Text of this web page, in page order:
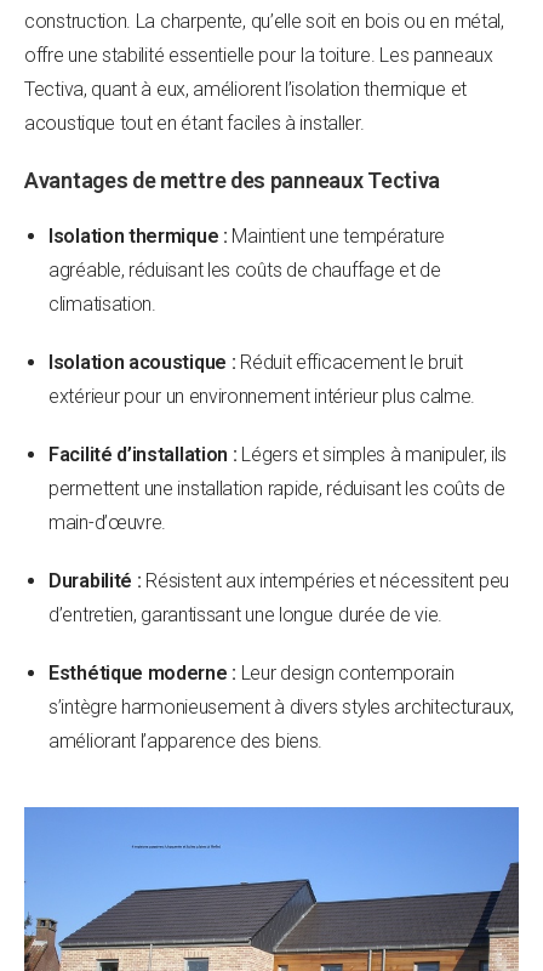
construction. La charpente, qu’elle soit en bois ou en métal,
offre une stabilité essentielle pour la toiture. Les panneaux
Tectiva, quant à eux, améliorent l’isolation thermique et
acoustique tout en étant faciles à installer.
Avantages de mettre des panneaux Tectiva
Isolation thermique : Maintient une température
agréable, réduisant les coûts de chauffage et de
climatisation.
Isolation acoustique : Réduit efficacement le bruit
extérieur pour un environnement intérieur plus calme.
Facilité d’installation : Légers et simples à manipuler, ils
permettent une installation rapide, réduisant les coûts de
main-d’œuvre.
Durabilité : Résistent aux intempéries et nécessitent peu
d’entretien, garantissant une longue durée de vie.
Esthétique moderne : Leur design contemporain
s’intègre harmonieusement à divers styles architecturaux,
améliorant l’apparence des biens.